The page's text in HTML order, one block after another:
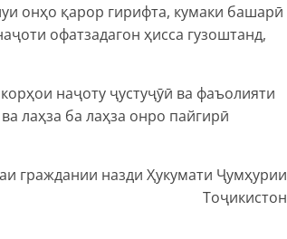
онҳо қарор гирифта, кумаки башарӣ
офатзадагон ҳисса гузоштанд,
наҷоту ҷустуҷӯӣ ва фаъолияти
лаҳза ба лаҳза онро пайгирӣ
граждании назди Ҳукумати Ҷумҳурии
Тоҷикистон